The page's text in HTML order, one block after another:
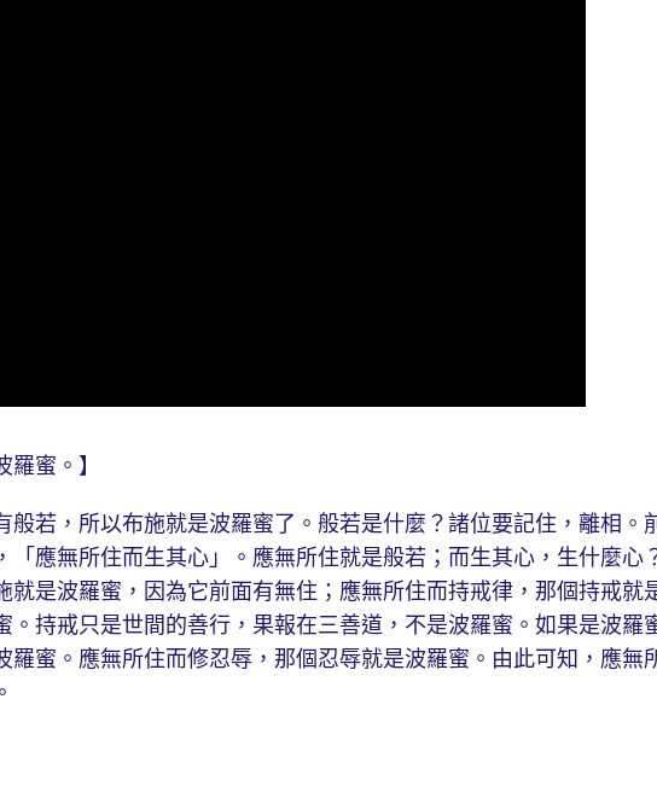
蜜。】
若，所以布施就是波羅蜜了。般若是什麼？諸位要記住，離相。
「應無所住而生其心」。應無所住就是般若；而生其心，生什麼心
就是波羅蜜，因為它前面有無住；應無所住而持戒律，那個持戒就
。持戒只是世間的善行，果報在三善道，不是波羅蜜。如果是波羅
羅蜜。應無所住而修忍辱，那個忍辱就是波羅蜜。由此可知，應無